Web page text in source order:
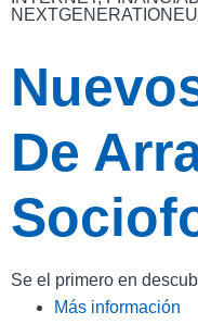
De
Se el primero en
Más información